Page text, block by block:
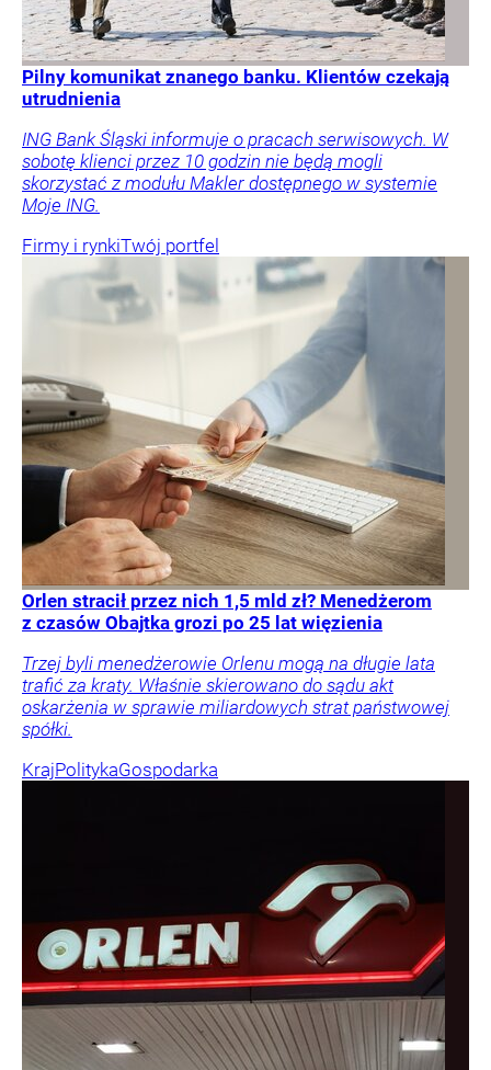
Pilny komunikat znanego banku. Klientów czekają
utrudnienia
ING Bank Śląski informuje o pracach serwisowych. W
sobotę klienci przez 10 godzin nie będą mogli
skorzystać z modułu Makler dostępnego w systemie
Moje ING.
Firmy i rynkiTwój portfel
Orlen stracił przez nich 1,5 mld zł? Menedżerom
z czasów Obajtka grozi po 25 lat więzienia
Trzej byli menedżerowie Orlenu mogą na długie lata
trafić za kraty. Właśnie skierowano do sądu akt
oskarżenia w sprawie miliardowych strat państwowej
spółki.
KrajPolitykaGospodarka